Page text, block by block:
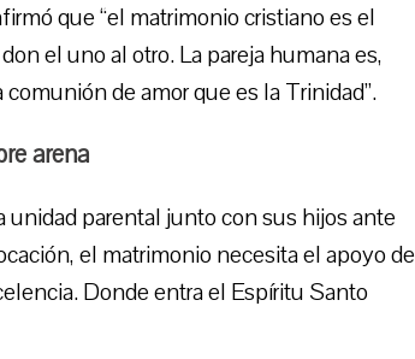
que “el matrimonio cristiano es el
el uno al otro. La pareja humana es,
de amor que es la Trinidad”.
arena
parental junto con sus hijos ante
el matrimonio necesita el apoyo de
Donde entra el Espíritu Santo